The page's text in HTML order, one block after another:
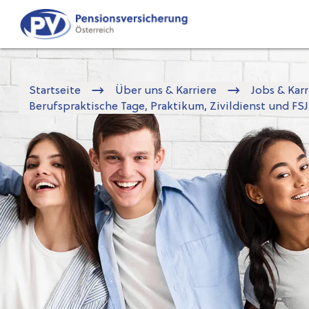
Seiteninhalt
springen
Navigation
springen
Startseite Über uns & Karriere
Jobs &
Berufspraktische Tage, Praktikum, Zivildienst und FSJ